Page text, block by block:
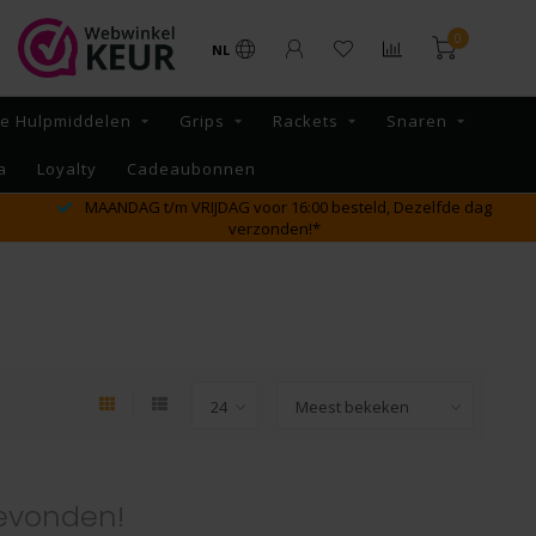
NL
0
Hulpmiddelen Grips Rackets Snaren
Loyalty
Cadeaubonnen
MAANDAG t/m VRIJDAG voor 16:00 besteld, Dezelfde dag
verzonden!*